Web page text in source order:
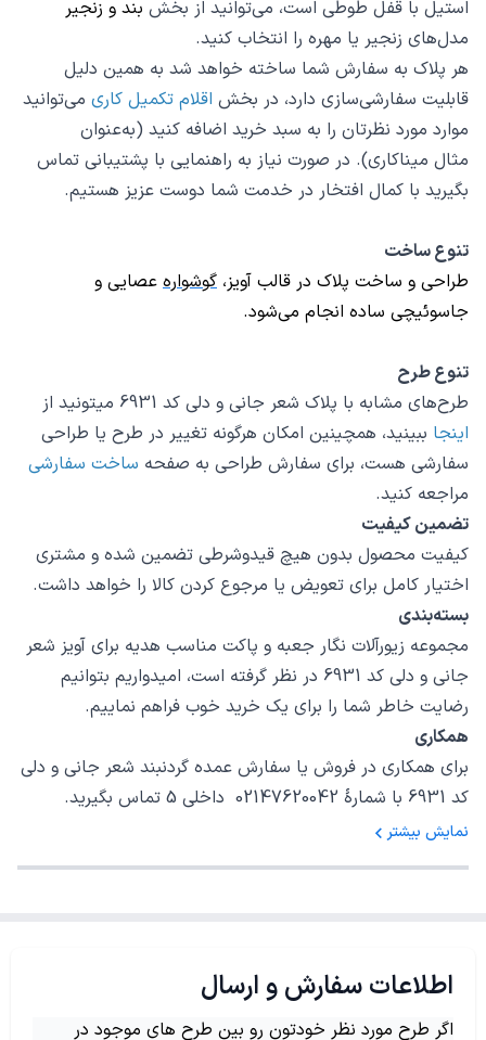
استیل با قفل طوطی است، می‌توانید از بخش بند و زنجیر
مدل‌های زنجیر یا مهره را انتخاب کنید.
هر پلاک به سفارش شما ساخته خواهد شد به همین دلیل
قابلیت سفارشی‌سازی دارد، در بخش اقلام تکمیل کاری می‌توانید
موارد مورد نظرتان را به سبد خرید اضافه کنید (به‌عنوان‌
مثال میناکاری). در صورت نیاز به راهنمایی با پشتیبانی تماس
بگیرید با کمال افتخار در خدمت شما دوست عزیز هستیم.
تنوع ساخت
طراحی و ساخت پلاک در قالب آویز، گوشواره عصایی و
جاسوئیچی ساده انجام می‌شود.
تنوع طرح
طرح‌های مشابه با پلاک شعر جانی و دلی کد 6931 میتونید از
اینجا ببینید، همچینین امکان هرگونه تغییر در طرح یا طراحی
سفارشی هست، برای سفارش طراحی به صفحه ساخت سفارشی
مراجعه کنید.
تضمین کیفیت
کیفیت محصول بدون هیچ قیدوشرطی تضمین شده و مشتری
اختیار کامل برای تعویض یا مرجوع کردن کالا را خواهد داشت.
بسته‌بندی
مجموعه زیورآلات نگار جعبه و پاکت مناسب هدیه برای آویز شعر
جانی و دلی کد 6931 در نظر گرفته است، امیدواریم بتوانیم
رضایت خاطر شما را برای یک خرید خوب فراهم نماییم.
همکاری
برای همکاری در فروش یا سفارش عمده گردنبند شعر جانی و دلی
کد 6931 با شمارهٔ 02147620042 داخلی 5 تماس بگیرید.
نمایش بیشتر
اطلاعات سفارش و ارسال
اگر طرح مورد نظر خودتون رو بین طرح های موجود در